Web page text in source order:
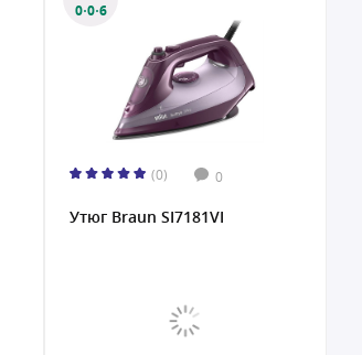
0·0·6
(0) 0
Утюг Braun SI7181VI